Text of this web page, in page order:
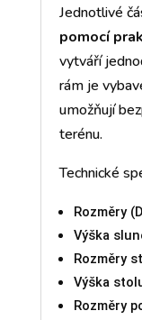
Jednotlivé
pomocí
vytváří
rám je
umožňují
terénu.
Technické
Rozměry
Výška
Rozměry
Výška
Rozměry